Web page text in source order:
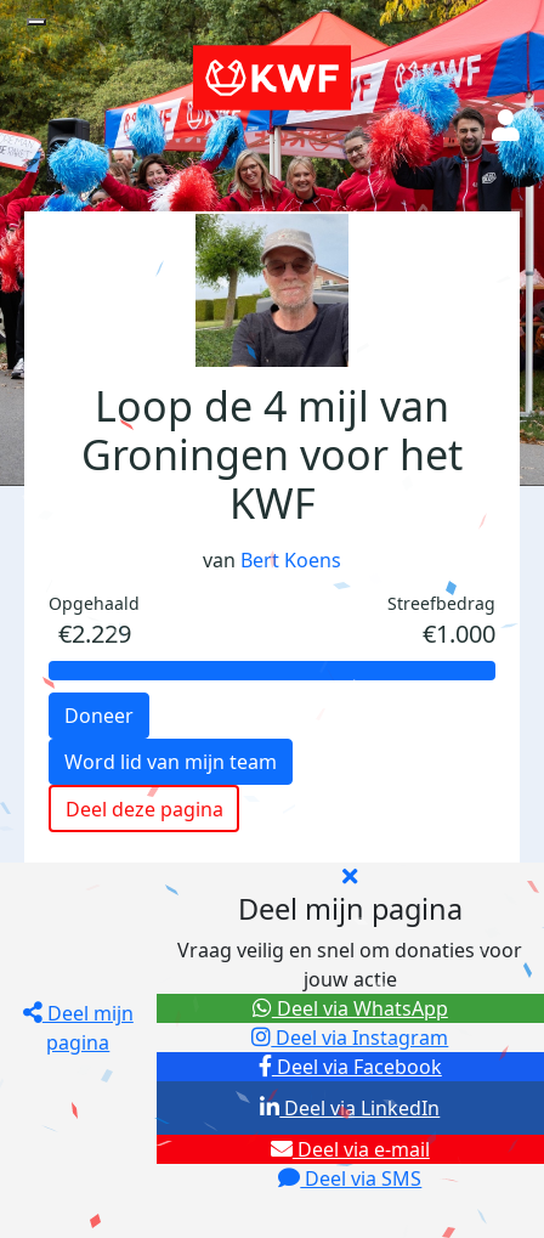
Loop de 4 mijl van
Groningen voor het
KWF
van Bert Koens
Opgehaald
€2.229
Streefbedrag
€1.000
Doneer
Word lid van mijn team
Deel deze pagina
Deel mijn
pagina
Deel mijn pagina
Vraag veilig en snel om donaties voor
jouw actie
Deel via Facebook
Deel via Instagram
Deel via e-mail
Deel via SMS
Deel via LinkedIn
Deel via WhatsApp